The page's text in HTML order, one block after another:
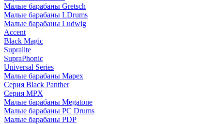
Малые барабаны Gretsch
Малые барабаны LDrums
Малые барабаны Ludwig
Accent
Black Magic
Supralite
SupraPhonic
Universal Series
Малые барабаны Mapex
Серия Black Panther
Серия MPX
Малые барабаны Megatone
Малые барабаны PC Drums
Малые барабаны PDP